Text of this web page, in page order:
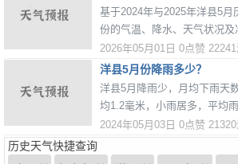
基于2024年与2025年洋县5月
份的气温、降水、天气状况
5月气温逐渐升高，早晚温差
热过渡的季节。
2026年05月01日 0点赞
洋县5月份降雨多少？
洋县5月降雨少，月均下雨天
均1.2毫米，小雨居多，平均
2024年05月03日 0点赞
历史天气快捷查询